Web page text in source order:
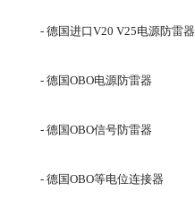
- 德国进口V20 V25电源防雷器
- 德国OBO电源防雷器
- 德国OBO信号防雷器
- 德国OBO等电位连接器